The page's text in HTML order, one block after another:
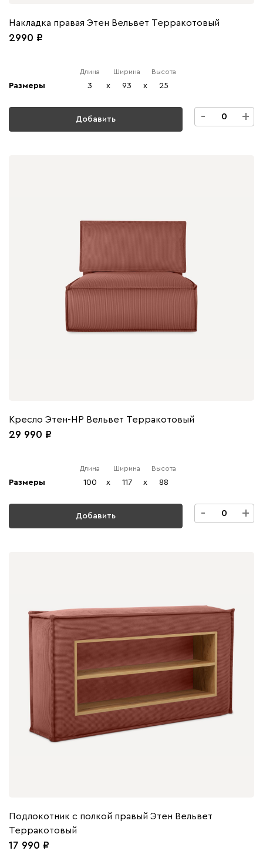
Накладка правая Этен Вельвет Терракотовый
2990
Размеры
Длина
3 x
Ширина
93 x
Высота
25
Добавить - +
Кресло Этен-НР Вельвет Терракотовый
29 990
Размеры
Длина
100 x
Ширина
117 x
Высота
88
Добавить - +
Подлокотник с полкой правый Этен Вельвет
Терракотовый
17 990